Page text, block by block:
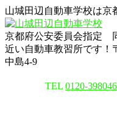
山城田辺自動車学校は京
京都府公安委員会指定
近い自動車教習所です
中島4-9
TEL 0120-398046